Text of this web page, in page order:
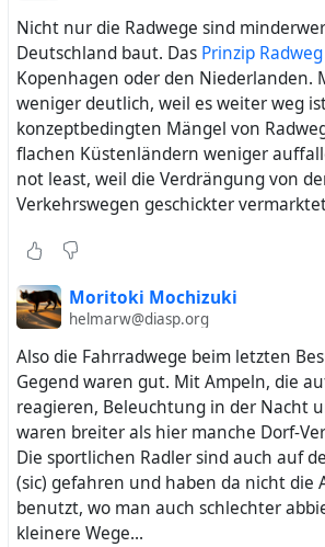
Nicht nur die Radwege sind
Deutschland baut. Das Prinzip Radweg
Kopenhagen oder den Niederlanden.
weniger deutlich, weil es weiter weg
konzeptbedingten Mängel von
flachen Küstenländern weniger
not least, weil die Verdrängung von
Verkehrswegen geschickter
Moritoki Mochizuki
helmarw@diasp.org
Also die Fahrradwege beim letzten
Gegend waren gut. Mit Ampeln, die
reagieren, Beleuchtung in der Nacht
waren breiter als hier manche Dorf-
Die sportlichen Radler sind auch auf
(sic) gefahren und haben da nicht die
benutzt, wo man auch schlechter
kleinere Wege...